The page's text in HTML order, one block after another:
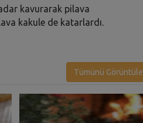
kavurarak pilava
kakule de katarlardı.
Tümünü Görüntüle